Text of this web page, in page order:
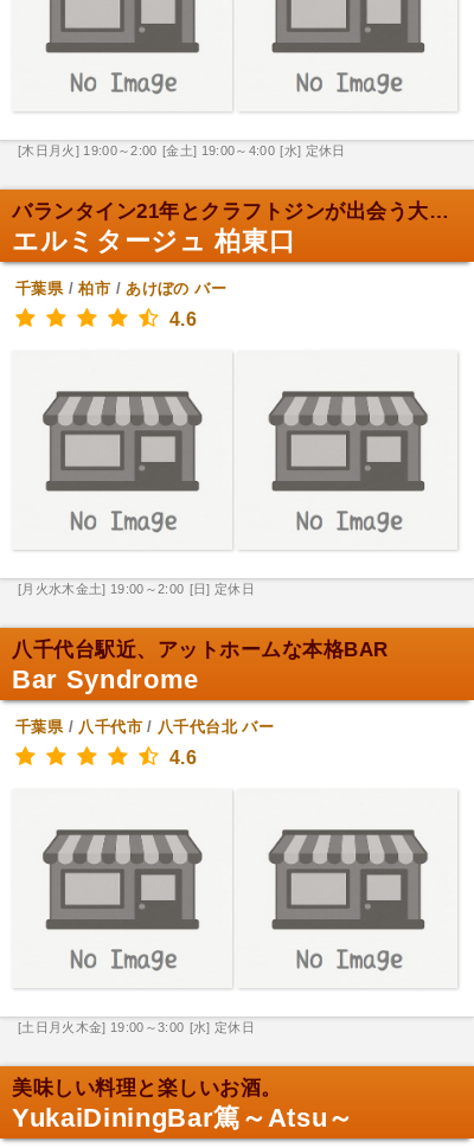
[木日月火] 19:00～2:00 [金土] 19:00～4:00 [水] 定休日
バランタイン21年とクラフトジンが出会う大人の隠れ...
エルミタージュ 柏東口
千葉県/柏市 /あけぼの バー
4.6
[月火水木金土] 19:00～2:00 [日] 定休日
八千代台駅近、アットホームな本格BAR
Bar Syndrome
千葉県/ 八千代市/ 八千代台北 バー
4.6
[土日月火木金] 19:00～3:00 [水] 定休日
美味しい料理と楽しいお酒。
YukaiDiningBar篤～Atsu～